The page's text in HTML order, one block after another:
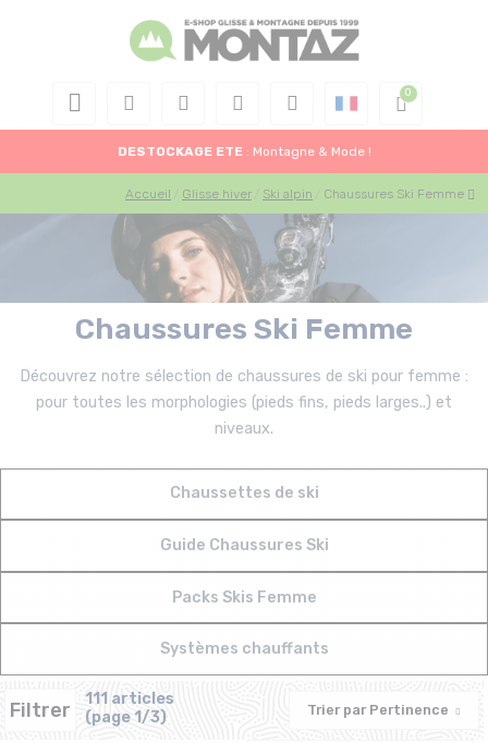
DESTOCKAGE ETE : Montagne & Mode !
Accueil Glisse hiver Ski alpin Chaussures Ski Femme
Chaussures Ski Femme
Découvrez notre sélection de chaussures de ski pour femme :
pour toutes les morphologies (pieds fins, pieds larges..) et
niveaux.
Chaussettes de ski
Guide Chaussures Ski
Packs Skis Femme
Systèmes chauffants
Filtrer
111 articles
(page 1/3)
Trier par Pertinence